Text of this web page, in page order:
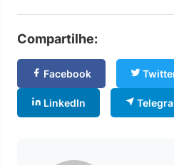
Compartilhe:
Facebook
LinkedIn